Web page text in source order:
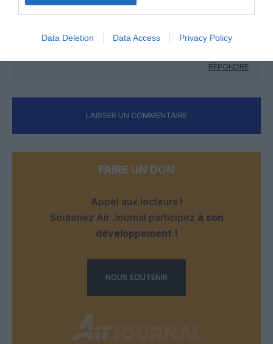
Data Deletion Data Access Privacy Policy
AndreDa commenté :
27 août 2014 - 23 h 16 min
Ah! Ces Allemands qu’on nous donne sempiternellement
comme modèles. Auraient ils quelques défauts eux aussi?
RÉPONDRE
LAISSER UN COMMENTAIRE
FAIRE UN DON
Appel aux lecteurs !
Soutenez Air Journal participez à son
développement !
NOUS SOUTENIR